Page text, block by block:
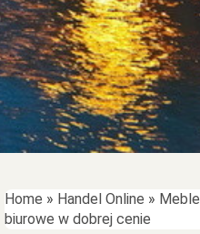
Home » Handel Online » Meble
biurowe w dobrej cenie